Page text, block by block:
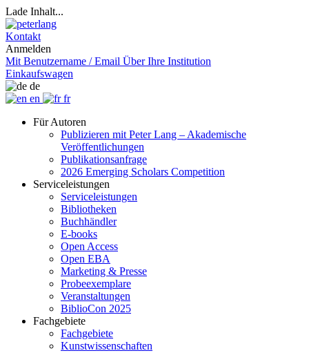
Lade Inhalt...
Kontakt
Anmelden
Mit Benutzername / Email Über Ihre Institution
Einkaufswagen
de
en
fr
Für Autoren
Publizieren mit Peter Lang – Akademische
Veröffentlichungen
Publikationsanfrage
2026 Emerging Scholars Competition
Serviceleistungen
Serviceleistungen
Bibliotheken
Buchhändler
E-books
Open Access
Open EBA
Marketing & Presse
Probeexemplare
Veranstaltungen
BiblioCon 2025
Fachgebiete
Fachgebiete
Kunstwissenschaften